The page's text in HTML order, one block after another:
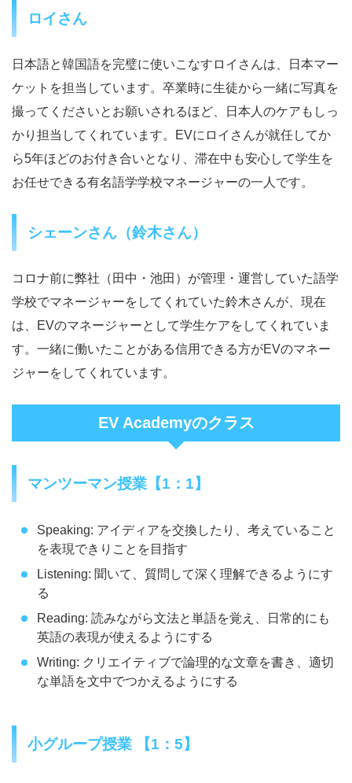
ロイさん
日本語と韓国語を完璧に使いこなすロイさんは、日本マー
ケットを担当しています。卒業時に生徒から一緒に写真を
撮ってくださいとお願いされるほど、日本人のケアもしっ
かり担当してくれています。EVにロイさんが就任してか
ら5年ほどのお付き合いとなり、滞在中も安心して学生を
お任せできる有名語学学校マネージャーの一人です。
シェーンさん（鈴木さん）
コロナ前に弊社（田中・池田）が管理・運営していた語学
学校でマネージャーをしてくれていた鈴木さんが、現在
は、EVのマネージャーとして学生ケアをしてくれていま
す。一緒に働いたことがある信用できる方がEVのマネー
ジャーをしてくれています。
EV Academyのクラス
マンツーマン授業【1：1】
Speaking: アイディアを交換したり、考えていること
を表現できりことを目指す
Listening: 聞いて、質問して深く理解できるようにす
る
Reading: 読みながら文法と単語を覚え、日常的にも
英語の表現が使えるようにする
Writing: クリエイティブで論理的な文章を書き、適切
な単語を文中でつかえるようにする
小グループ授業 【1：5】